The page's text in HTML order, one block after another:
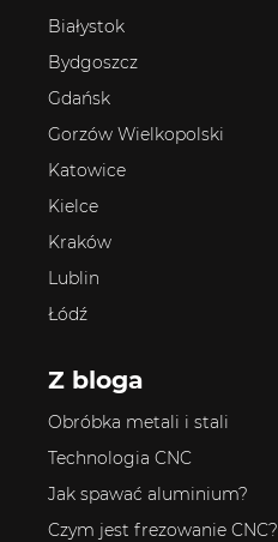
Białystok
Bydgoszcz
Gdańsk
Gorzów Wielkopolski
Katowice
Kielce
Kraków
Lublin
Łódź
Z bloga
Obróbka metali i stali
Technologia CNC
Jak spawać aluminium?
Czym jest frezowanie CNC?